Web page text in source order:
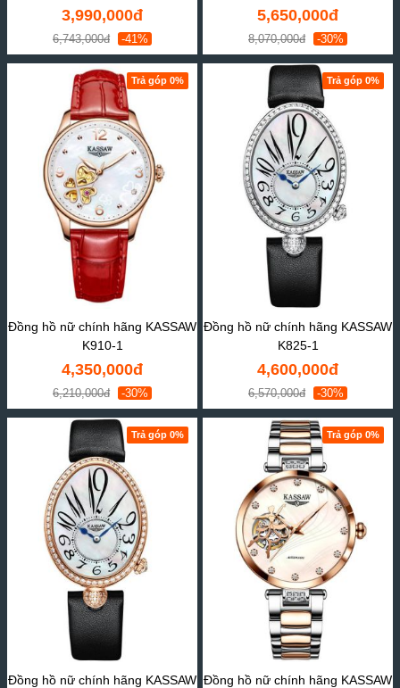
3,990,000đ
6,743,000đ -41%
5,650,000đ
8,070,000đ -30%
Trả góp 0%
Đồng hồ nữ chính hãng KASSAW
K910-1
4,350,000đ
6,210,000đ -30%
Trả góp 0%
Đồng hồ nữ chính hãng KASSAW
K825-1
4,600,000đ
6,570,000đ -30%
Trả góp 0%
Đồng hồ nữ chính hãng KASSAW
Trả góp 0%
Đồng hồ nữ chính hãng KASSAW